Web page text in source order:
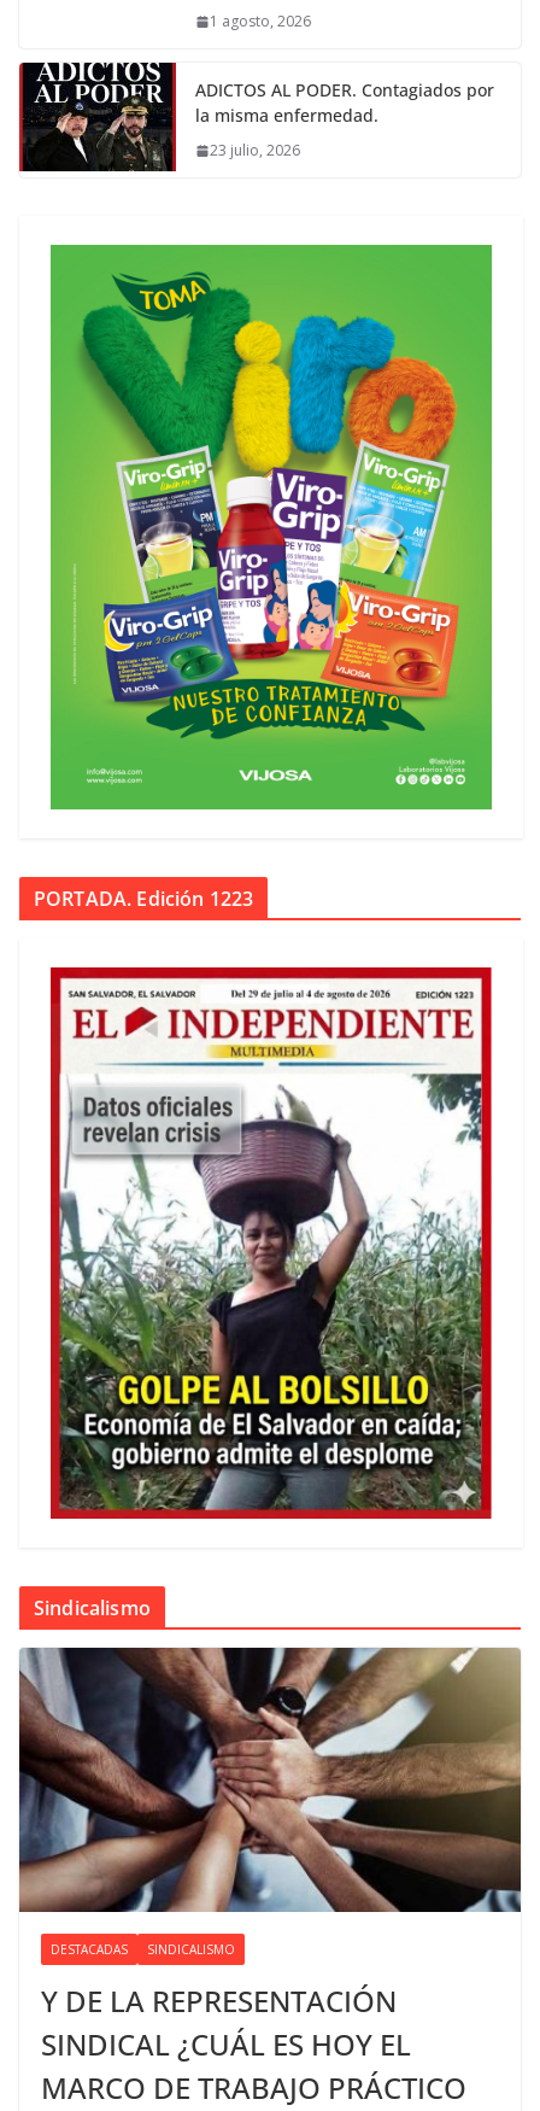
1 agosto, 2026
ADICTOS AL PODER. Contagiados por
la misma enfermedad.
23 julio, 2026
PORTADA. Edición 1223
Sindicalismo
DESTACADAS SINDICALISMO
Y DE LA REPRESENTACIÓN
SINDICAL ¿CUÁL ES HOY EL
MARCO DE TRABAJO PRÁCTICO